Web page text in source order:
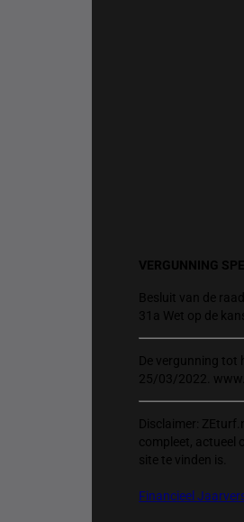
VERGUNNING
Besluit van de
31a Wet op de
De vergunning tot
25/03/2022.
Disclaimer:
compleet, actueel
site te vinden is.
Financieel